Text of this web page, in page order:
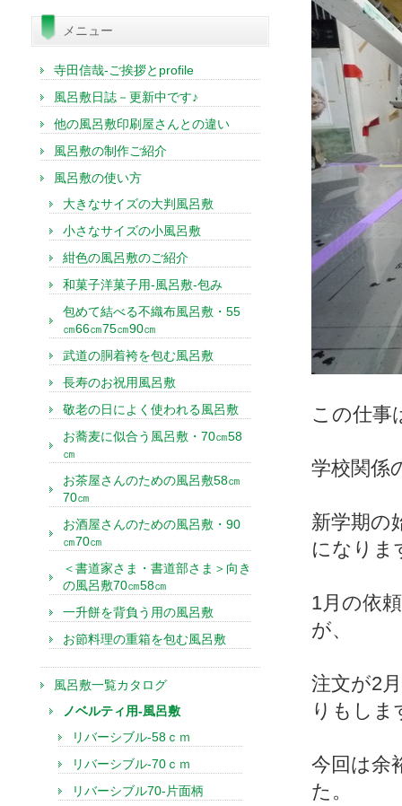
この仕事
学校関係
新学期の
になりま
1月の依
が、
注文が2
りもしま
今回は余
た。
メニュー
寺田信哉-ご挨拶とprofile
風呂敷日誌－更新中です♪
他の風呂敷印刷屋さんとの違い
風呂敷の制作ご紹介
風呂敷の使い方
大きなサイズの大判風呂敷
小さなサイズの小風呂敷
紺色の風呂敷のご紹介
和菓子洋菓子用-風呂敷-包み
包めて結べる不織布風呂敷・55
㎝66㎝75㎝90㎝
武道の胴着袴を包む風呂敷
長寿のお祝用風呂敷
敬老の日によく使われる風呂敷
お蕎麦に似合う風呂敷・70㎝58
㎝
お茶屋さんのための風呂敷58㎝
70㎝
お酒屋さんのための風呂敷・90
㎝70㎝
＜書道家さま・書道部さま＞向き
の風呂敷70㎝58㎝
一升餅を背負う用の風呂敷
お節料理の重箱を包む風呂敷
風呂敷一覧カタログ
ノベルティ用-風呂敷
リバーシブル-58ｃｍ
リバーシブル-70ｃｍ
リバーシブル70-片面柄